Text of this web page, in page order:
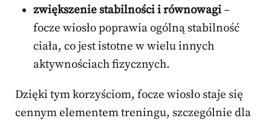
zwiększenie stabilności i równowagi–
focze wiosło poprawia ogólną stabilność
ciała, co jest istotne w wielu innych
aktywnościach fizycznych.
Dzięki tym korzyściom, focze wiosło staje się
cennym elementem treningu, szczególnie dla